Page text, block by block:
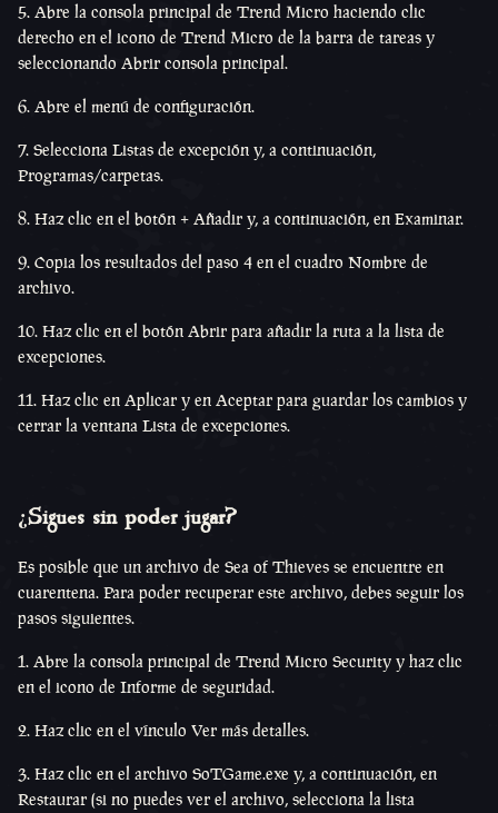
5. Abre la consola principal de Trend Micro haciendo clic
derecho en el icono de Trend Micro de la barra de tareas y
seleccionando Abrir consola principal.
6. Abre el menú de configuración.
7. Selecciona Listas de excepción y, a continuación,
Programas/carpetas.
8. Haz clic en el botón + Añadir y, a continuación, en Examinar.
9. Copia los resultados del paso 4 en el cuadro Nombre de
archivo.
10. Haz clic en el botón Abrir para añadir la ruta a la lista de
excepciones.
11. Haz clic en Aplicar y en Aceptar para guardar los cambios y
cerrar la ventana Lista de excepciones.
¿Sigues sin poder jugar?
Es posible que un archivo de Sea of Thieves se encuentre en
cuarentena. Para poder recuperar este archivo, debes seguir los
pasos siguientes.
1. Abre la consola principal de Trend Micro Security y haz clic
en el icono de Informe de seguridad.
2. Haz clic en el vínculo Ver más detalles.
3. Haz clic en el archivo SoTGame.exe y, a continuación, en
Restaurar (si no puedes ver el archivo, selecciona la lista